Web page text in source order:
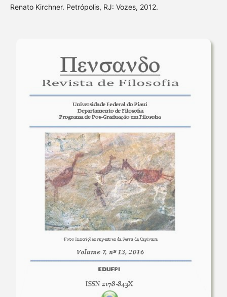
Renato Kirchner. Petrópolis, RJ: Vozes, 2012.